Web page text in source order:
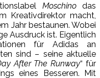
Moschinodas
Kreativdirektor macht,
Jahr bestaunen. Wobei
Ausdruck ist. Eigentlich
für Adidas an
sind – seine aktuelle
After The Runway“ für
eines Besseren. Mit